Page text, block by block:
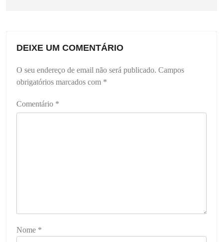
DEIXE UM COMENTÁRIO
O seu endereço de email não será publicado. Campos
obrigatórios marcados com *
Comentário *
Nome *